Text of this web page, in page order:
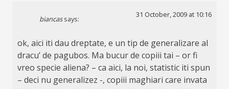
biancas says:
31 October, 2009 at 10:16
ok, aici iti dau dreptate, e un tip de generalizare al
dracu’ de pagubos. Ma bucur de copiii tai – or fi
vreo specie aliena? – ca aici, la noi, statistic iti spun
– deci nu generalizez -, copiii maghiari care invata